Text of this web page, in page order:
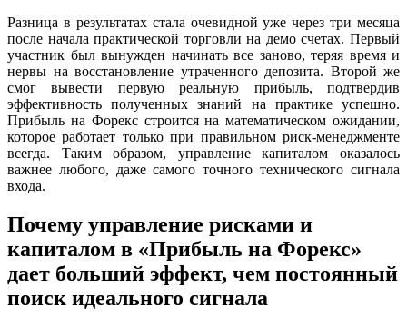
Разница в результатах стала очевидной уже через три месяца
после начала практической торговли на демо счетах. Первый
участник был вынужден начинать все заново, теряя время и
нервы на восстановление утраченного депозита. Второй же
смог вывести первую реальную прибыль, подтвердив
эффективность полученных знаний на практике успешно.
Прибыль на Форекс строится на математическом ожидании,
которое работает только при правильном риск-менеджменте
всегда. Таким образом, управление капиталом оказалось
важнее любого, даже самого точного технического сигнала
входа.
Почему управление рисками и
капиталом в «Прибыль на Форекс»
дает больший эффект, чем постоянный
поиск идеального сигнала